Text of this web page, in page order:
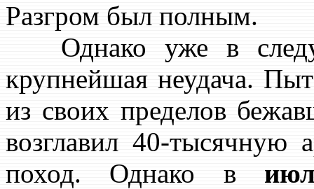
Разгром был полным.
Однако уже в
крупнейшая неудача.
из своих пределов
возглавил 40-
поход. Однако в